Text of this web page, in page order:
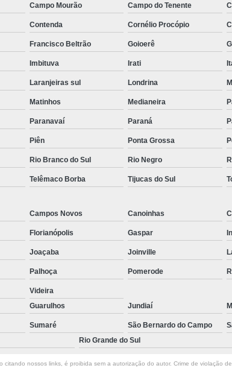
Campo Mourão Campo do Tenente
Contenda Cornélio Procópio
Francisco Beltrão Goioerê
Imbituva Irati
Laranjeiras sul Londrina
Matinhos Medianeira
Paranavaí Paraná
Piên Ponta Grossa
Rio Branco do Sul Rio Negro
Telêmaco Borba Tijucas do Sul
Campos Novos Canoinhas
Florianópolis Gaspar
Joaçaba Joinville
Palhoça Pomerode
Videira
Guarulhos Jundiaí
Sumaré São Bernardo do Campo
Rio Grande do Sul
nossos links, é proibida sem a autorização do autor. Crime de violação